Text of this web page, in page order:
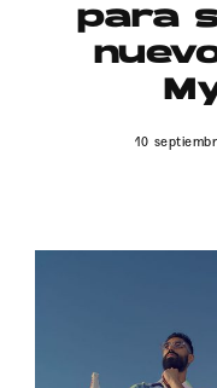
© 2015-2022 UMOMAG.
para
10